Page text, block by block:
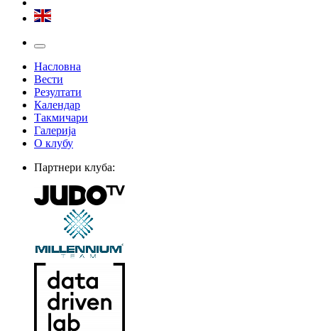
Насловна
Вести
Резултати
Календар
Такмичари
Галерија
О клубу
Партнери клуба: